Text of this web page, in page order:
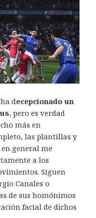
decepcionado un
, pero es verdad
más en
las plantillas y
general me
a los
Siguen
Canales o
de sus homónimos
facial de dichos